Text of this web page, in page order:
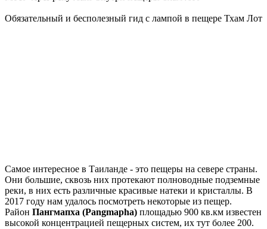
Обязательный и бесполезный гид с лампой в пещере Тхам Лот
Самое интересное в Таиланде - это пещеры на севере страны.
Они большие, сквозь них протекают полноводные подземные
реки, в них есть различные красивые натеки и кристаллы. В
2017 году нам удалось посмотреть некоторые из пещер.
Район Пангмапха (Pangmapha) площадью 900 кв.км известен
высокой концентрацией пещерных систем, их тут более 200.